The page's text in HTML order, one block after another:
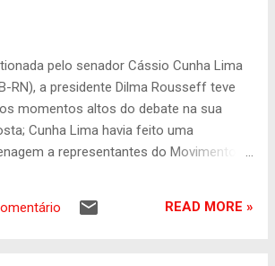
desconforto entre seus algozes. Eles
do cargo, perderam a disputa pela
desta tragédia grega. Se algum dos
ao povo como vêm o processo, é
certo que a maioria apontará o
de Dilma, de Lula e do PT. O que ela
pelo senador Cássio Cunha Lima
RN), a presidente Dilma Rousseff teve
momentos altos do debate na sua
Cunha Lima havia feito uma
a representantes do Movimento
"Não sejamos ingênuos, senador,
READ MORE »